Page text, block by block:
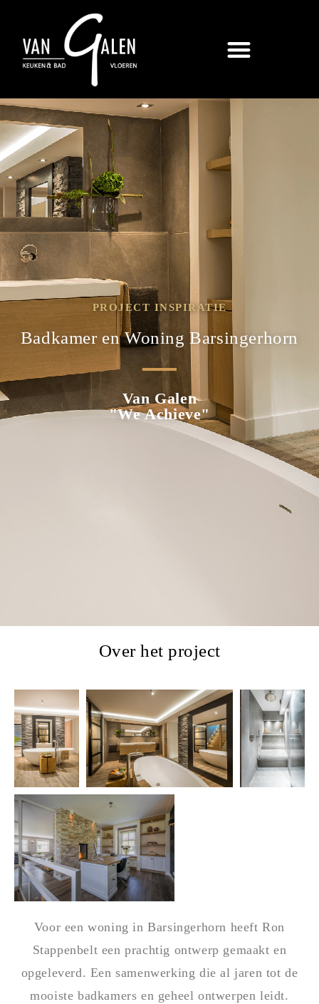
PROJECT INSPIRATIE
Badkamer en Woning Barsingerhorn
Van Galen
"We Achieve"
Over het project
Voor een woning in Barsingerhorn heeft Ron
Stappenbelt een prachtig ontwerp gemaakt en
opgeleverd. Een samenwerking die al jaren tot de
mooiste badkamers en geheel ontwerpen leidt.